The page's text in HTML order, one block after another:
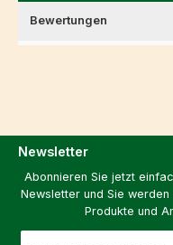
Bewertungen
Newsletter
Abonnieren Sie jetzt
Newsletter und Sie
Produkte und